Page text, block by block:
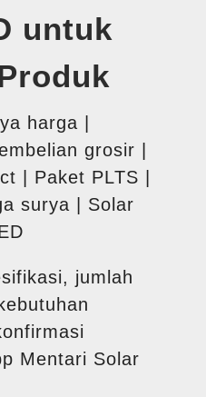
untuk
harga |
grosir |
| Paket PLTS |
surya | Solar
jumlah
Mentari Solar